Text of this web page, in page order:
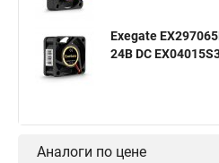
Exegate
24В DC
Аналоги по цене